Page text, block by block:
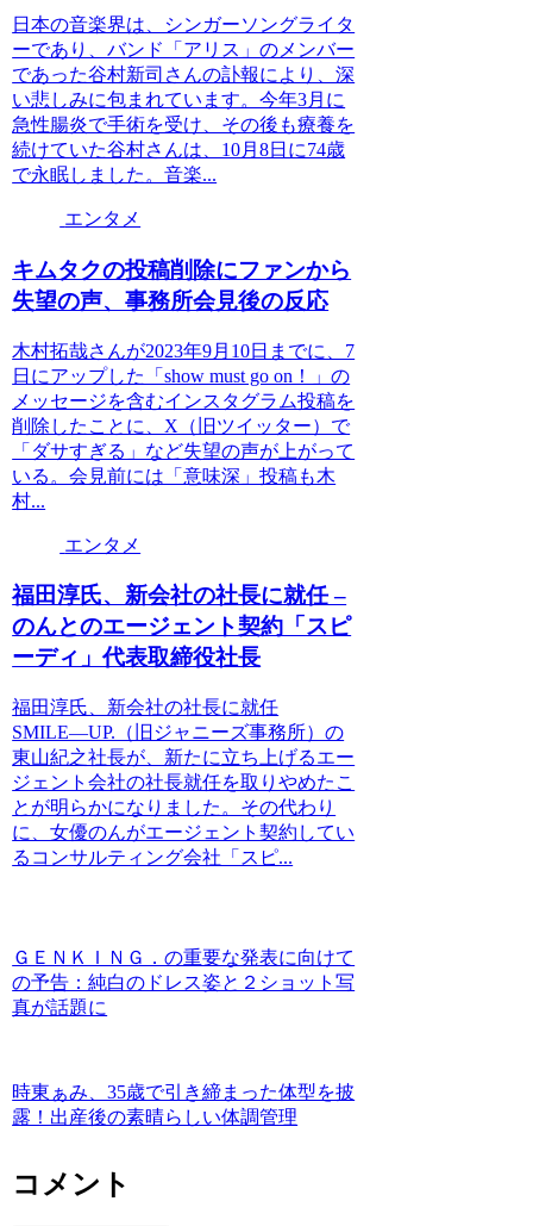
日本の音楽界は、シンガーソングライタ
ーであり、バンド「アリス」のメンバー
であった谷村新司さんの訃報により、深
い悲しみに包まれています。今年3月に
急性腸炎で手術を受け、その後も療養を
続けていた谷村さんは、10月8日に74歳
で永眠しました。音楽...
エンタメ
キムタクの投稿削除にファンから
失望の声、事務所会見後の反応
木村拓哉さんが2023年9月10日までに、7
日にアップした「show must go on！」の
メッセージを含むインスタグラム投稿を
削除したことに、X（旧ツイッター）で
「ダサすぎる」など失望の声が上がって
いる。会見前には「意味深」投稿も木
村...
エンタメ
福田淳氏、新会社の社長に就任 –
のんとのエージェント契約「スピ
ーディ」代表取締役社長
福田淳氏、新会社の社長に就任
SMILE―UP.（旧ジャニーズ事務所）の
東山紀之社長が、新たに立ち上げるエー
ジェント会社の社長就任を取りやめたこ
とが明らかになりました。その代わり
に、女優のんがエージェント契約してい
るコンサルティング会社「スピ...
ＧＥＮＫＩＮＧ．の重要な発表に向けて
の予告：純白のドレス姿と２ショット写
真が話題に
時東ぁみ、35歳で引き締まった体型を披
露！出産後の素晴らしい体調管理
コメント